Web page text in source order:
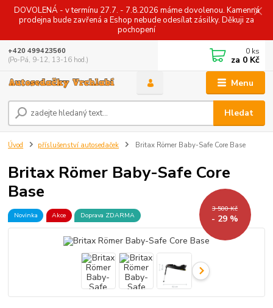
DOVOLENÁ - v termínu 27.7. - 7.8.2026 máme dovolenou. Kamenná
prodejna bude zavřená a Eshop nebude odesílat zásilky. Děkuji za
pochopení
Menu
Hledat
+420 499423560
(Po-Pá, 9-12, 13-16 hod.)
0 ks
za 0 Kč
Úvod příslušenství autosedaček Britax Römer Baby-Safe Core Base
Britax Römer Baby-Safe Core
Base
Novinka Akce Doprava ZDARMA
3 500 Kč
- 29 %